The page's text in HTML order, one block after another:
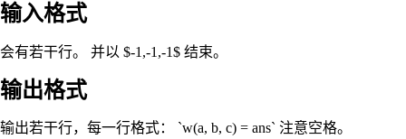
输入格式
会有若干行。 并以 $-1,-1,-1$ 结束。
输出格式
输出若干行，每一行格式： `w(a, b, c) = ans` 注意空格。